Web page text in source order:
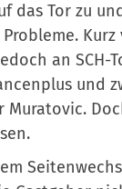
das Tor zu
an
und
Muratovic.